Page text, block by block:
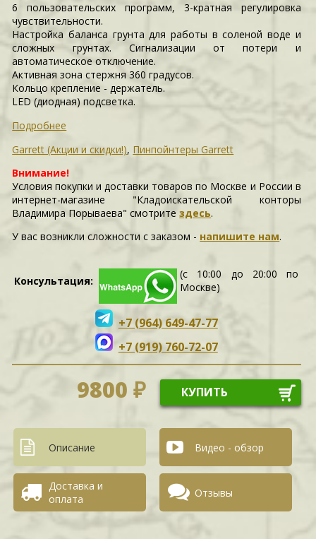
6 пользовательских программ, 3-кратная регулировка
чувствительности.
Настройка баланса грунта для работы в соленой воде и
сложных грунтах. Сигнализации от потери и
автоматическое отключение.
Активная зона стержня 360 градусов.
Кольцо крепление - держатель.
LED (диодная) подсветка.
Подробнее
Garrett (Акции и скидки!), Пинпойнтеры Garrett
Внимание!
Условия покупки и доставки товаров по Москве и России в
интернет-магазине "Кладоискательской конторы
Владимира Порываева" смотритездесь.
У вас возникли сложности c заказом - напишите нам.
Консультация:
(с 10:00 до 20:00 по
Москве)
+7 (964) 649-47-77
+7 (919) 760-72-07
9800 ₽ КУПИТЬ
Описание Видео - обзор
Доставка и
оплата
Отзывы